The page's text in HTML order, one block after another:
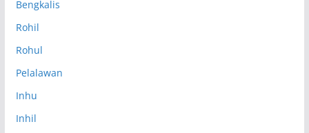
Bengkalis
Rohil
Rohul
Pelalawan
Inhu
Inhil